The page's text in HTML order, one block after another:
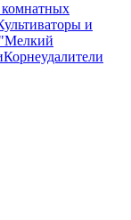
и
Мелкий
Корнеудалители